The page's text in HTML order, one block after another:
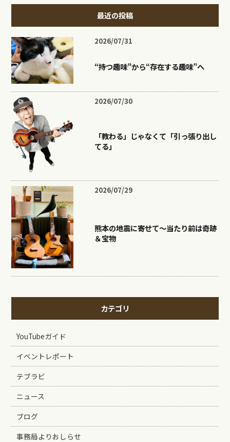
最近の投稿
2026/07/31
“持つ趣味”から“存在する趣味”へ
2026/07/30
「教わる」じゃなくて「引っ張り出し
てる」
2026/07/29
熊本の地震に寄せて〜当たり前は奇跡
＆宝物
カテゴリ
YouTubeガイド
イベントレポート
テブラビ
ニュース
ブログ
事務局よりおしらせ